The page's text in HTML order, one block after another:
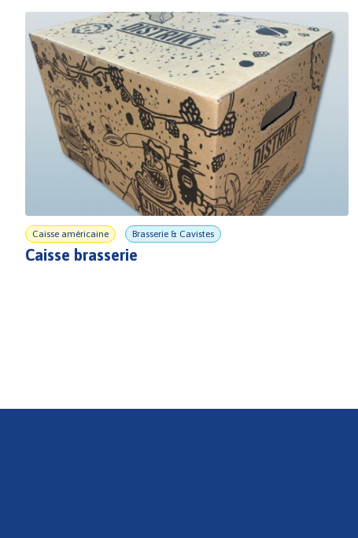
Caisse américaine Brasserie & Cavistes
Caisse brasserie